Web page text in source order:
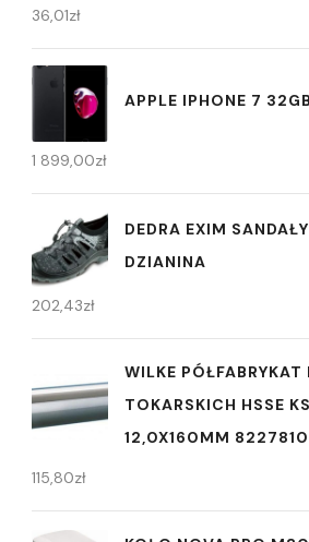
36,01zł
APPLE IPHONE 7
1 899,00zł
DEDRA EXIM
DZIANINA
202,43zł
WILKE PÓŁFABRYKAT
TOKARSKICH HSSE
12,0X160MM
115,80zł